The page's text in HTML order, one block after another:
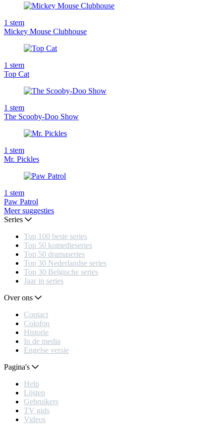
1 stem
Mickey Mouse Clubhouse
1 stem
Top Cat
1 stem
The Scooby-Doo Show
1 stem
Mr. Pickles
1 stem
Paw Patrol
Meer suggesties
Series
Top 100 beste series
Top 50 komedieseries
Top 50 dramaseries
Top 30 Nederlandse series
Top 30 Belgische series
Jaar in series
Over ons
Contact
Colofon
Historie
In de media
Engelse versie
Pagina's
Help
Lijsten
Gebruikers
TV gids
Videos